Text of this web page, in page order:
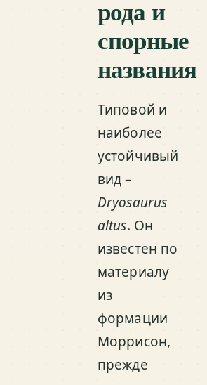
рода и
спорные
названия
Типовой и
наиболее
устойчивый
вид –
Dryosaurus
altus. Он
известен по
материалу
из
формации
Моррисон,
прежде